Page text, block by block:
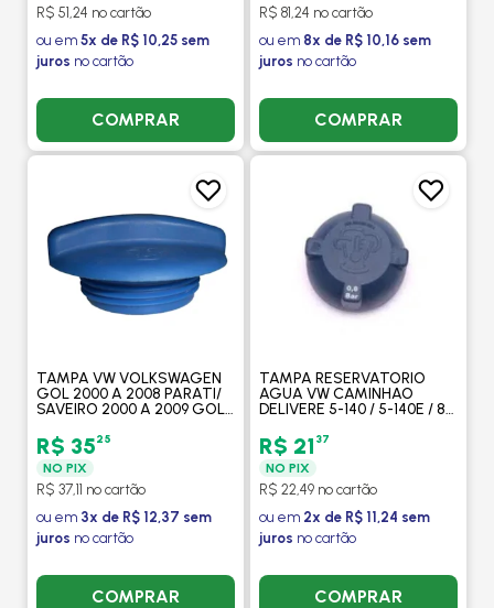
R$ 51,24 no cartão
ou em5x de R$ 10,25 sem
juros no cartão
COMPRAR
R$ 81,24 no cartão
ou em 8x de R$ 10,16 sem
juros no cartão
COMPRAR
TAMPA VW VOLKSWAGEN
GOL 2000 A 2008 PARATI/
SAVEIRO 2000 A 2009 GOLF
CLASSIC/ VAN/ EUROVAN/
CARAVELLE - FLORIO
R$ 3525
NO PIX
R$ 37,11 no cartão
ou em 3x de R$ 12,37 sem
juros no cartão
COMPRAR
TAMPA RESERVATORIO
AGUA VW CAMINHAO
DELIVERE 5-140 / 5-140E / 8-
17.260E-OT / 18.320E-OT -
CLICK
R$ 21 37
NO PIX
R$ 22,49 no cartão
ou em 2x de R$ 11,24 sem
juros no cartão
COMPRAR